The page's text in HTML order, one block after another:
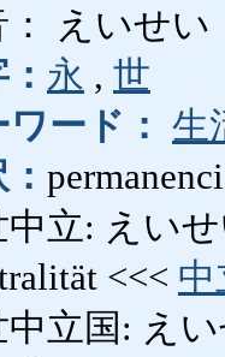
： えいせい
永 , 世
ード： 生
中立: えい
<<< 中
中立国: え